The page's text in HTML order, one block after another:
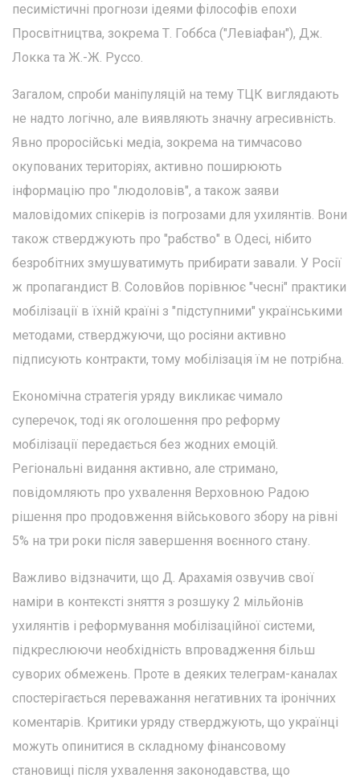
песимістичні прогнози ідеями філософів епохи
Просвітництва, зокрема Т. Гоббса ("Левіафан"), Дж.
Локка та Ж.-Ж. Руссо.
Загалом, спроби маніпуляцій на тему ТЦК виглядають
не надто логічно, але виявляють значну агресивність.
Явно проросійські медіа, зокрема на тимчасово
окупованих територіях, активно поширюють
інформацію про "людоловів", а також заяви
маловідомих спікерів із погрозами для ухилянтів. Вони
також стверджують про "рабство" в Одесі, нібито
безробітних змушуватимуть прибирати завали. У Росії
ж пропагандист В. Соловйов порівнює "чесні" практики
мобілізації в їхній країні з "підступними" українськими
методами, стверджуючи, що росіяни активно
підписують контракти, тому мобілізація їм не потрібна.
Економічна стратегія уряду викликає чимало
суперечок, тоді як оголошення про реформу
мобілізації передається без жодних емоцій.
Регіональні видання активно, але стримано,
повідомляють про ухвалення Верховною Радою
рішення про продовження військового збору на рівні
5% на три роки після завершення воєнного стану.
Важливо відзначити, що Д. Арахамія озвучив свої
наміри в контексті зняття з розшуку 2 мільйонів
ухилянтів і реформування мобілізаційної системи,
підкреслюючи необхідність впровадження більш
суворих обмежень. Проте в деяких телеграм-каналах
спостерігається переважання негативних та іронічних
коментарів. Критики уряду стверджують, що українці
можуть опинитися в складному фінансовому
становищі після ухвалення законодавства, що